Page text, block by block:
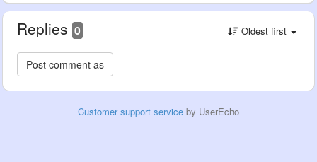
Replies 0 Oldest first
Customer support service by UserEcho